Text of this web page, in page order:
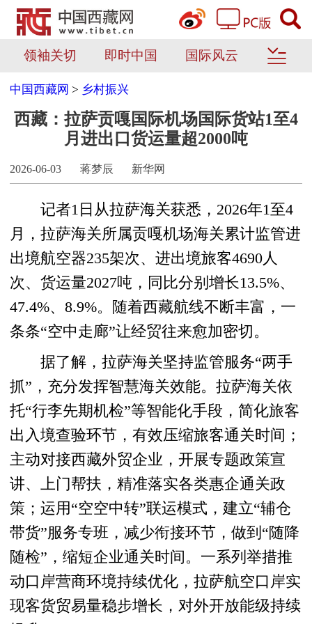
领袖关切 即时中国 国际风云
中国西藏网 > 乡村振兴
西藏：拉萨贡嘎国际机场国际货站1至4
月进出口货运量超2000吨
2026-06-03 蒋梦辰 新华网
记者1日从拉萨海关获悉，2026年1至4
月，拉萨海关所属贡嘎机场海关累计监管进
出境航空器235架次、进出境旅客4690人
次、货运量2027吨，同比分别增长13.5%、
47.4%、8.9%。随着西藏航线不断丰富，一
条条“空中走廊”让经贸往来愈加密切。
据了解，拉萨海关坚持监管服务“两手
抓”，充分发挥智慧海关效能。拉萨海关依
托“行李先期机检”等智能化手段，简化旅客
出入境查验环节，有效压缩旅客通关时间；
主动对接西藏外贸企业，开展专题政策宣
讲、上门帮扶，精准落实各类惠企通关政
策；运用“空空中转”联运模式，建立“辅仓
带货”服务专班，减少衔接环节，做到“随降
随检”，缩短企业通关时间。一系列举措推
动口岸营商环境持续优化，拉萨航空口岸实
现客货贸易量稳步增长，对外开放能级持续